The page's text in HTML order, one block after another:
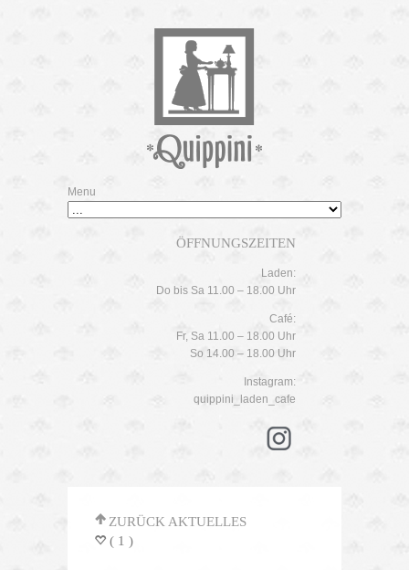
Menu
ÖFFNUNGSZEITEN
Laden:
Do bis Sa 11.00 – 18.00 Uhr
Café:
Fr, Sa 11.00 – 18.00 Uhr
So 14.00 – 18.00 Uhr
Instagram:
quippini_laden_cafe
' ZURÜCK AKTUELLES
= ( 1 )